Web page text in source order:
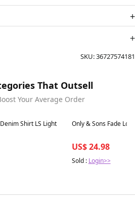
SKU:36727574181
That Outsell
Your Average Order
Shirt LS Light
Best in 7 days
Only & Sons Fade
US$ 24.98
Sold : Login>>